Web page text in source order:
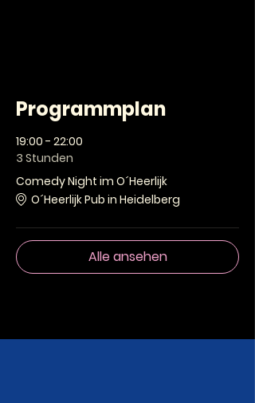
Programmplan
19:00 - 22:00
3 Stunden
Comedy Night im O´Heerlijk
O´Heerlijk Pub in Heidelberg
Alle ansehen